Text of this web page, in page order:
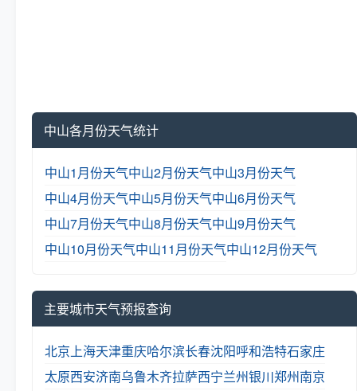
中山各月份天气统计
中山1月份天气中山2月份天气中山3月份天气
中山4月份天气中山5月份天气中山6月份天气
中山7月份天气中山8月份天气中山9月份天气
中山10月份天气中山11月份天气中山12月份天气
主要城市天气预报查询
北京 上海天津重庆哈尔滨长春沈阳呼和浩特石家庄
太原西安济南乌鲁木齐拉萨西宁兰州银川郑州南京